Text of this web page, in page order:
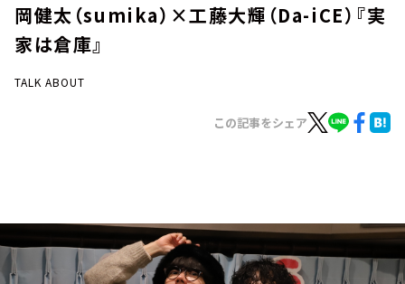
イベント・グッズ
YouTube
会社情報
岡健太（sumika）×工藤大輝（Da-iCE）『実
家は倉庫』
TALK ABOUT
この記事をシェア